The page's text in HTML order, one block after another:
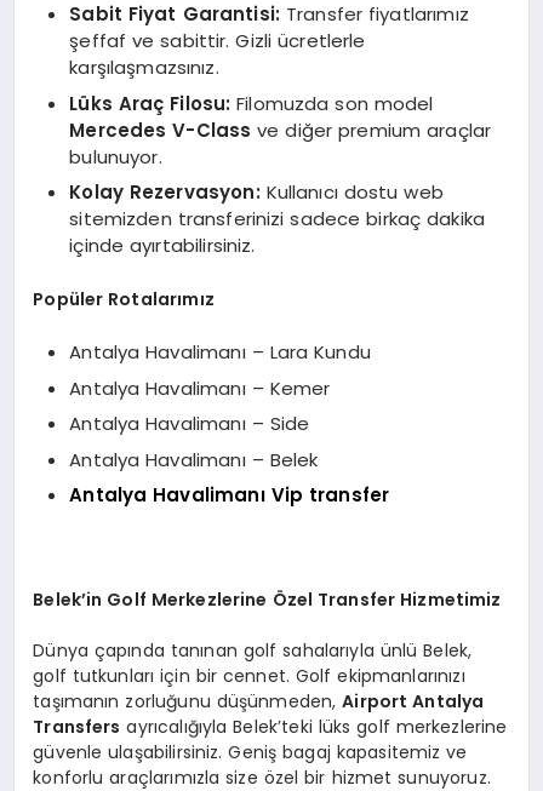
Sabit Fiyat Garantisi: Transfer fiyatlarımız
şeffaf ve sabittir. Gizli ücretlerle
karşılaşmazsınız.
Lüks Araç Filosu: Filomuzda son model
Mercedes V-Class ve diğer premium araçlar
bulunuyor.
Kolay Rezervasyon: Kullanıcı dostu web
sitemizden transferinizi sadece birkaç dakika
içinde ayırtabilirsiniz.
Popüler Rotalarımız
Antalya Havalimanı – Lara Kundu
Antalya Havalimanı – Kemer
Antalya Havalimanı – Side
Antalya Havalimanı – Belek
Antalya Havalimanı Vip transfer
Belek’in Golf Merkezlerine Özel Transfer Hizmetimiz
Dünya çapında tanınan golf sahalarıyla ünlü Belek,
golf tutkunları için bir cennet. Golf ekipmanlarınızı
taşımanın zorluğunu düşünmeden,Airport Antalya
Transfers ayrıcalığıyla Belek’teki lüks golf merkezlerine
güvenle ulaşabilirsiniz. Geniş bagaj kapasitemiz ve
konforlu araçlarımızla size özel bir hizmet sunuyoruz.